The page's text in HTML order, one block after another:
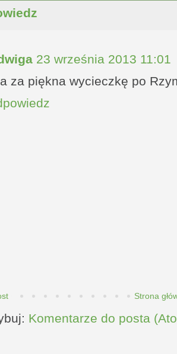
23 września 2013 11:01
za piękna wycieczkę po
Strona
Komentarze do posta